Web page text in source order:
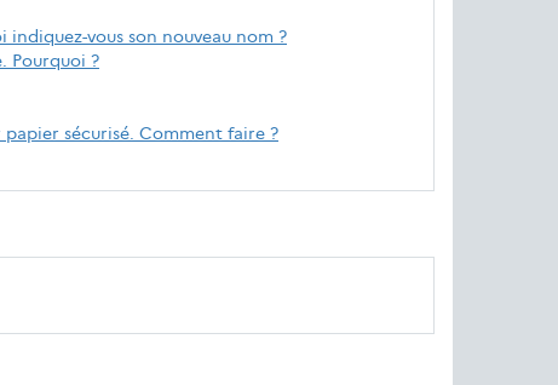
vous son nouveau nom ?
Pourquoi ?
sécurisé. Comment faire ?